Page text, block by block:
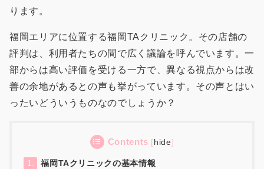
ります。
福岡エリアに位置する福岡TAクリニック。その店舗の
評判は、利用者たちの間で広く議論を呼んでいます。一
部からは高い評価を受ける一方で、異なる視点からは改
善の余地があるとの声も挙がっています。その声とはい
ったいどういうものなのでしょうか？
Contents [ hide]
1. 福岡TAクリニックの基本情報